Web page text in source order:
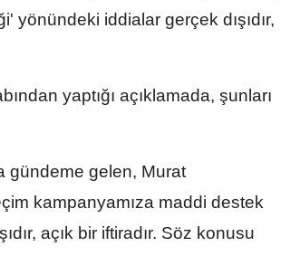
yönündeki iddialar gerçek dışıdır,
yaptığı açıklamada, şunları
gündeme gelen, Murat
kampanyamıza maddi destek
açık bir iftiradır. Söz konusu